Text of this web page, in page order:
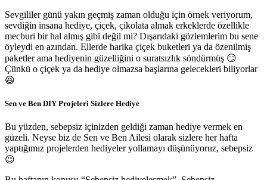
Sevgililer günü yakın geçmiş zaman olduğu için örnek veriyorum,
sevdiğin insana hediye, çiçek, çikolata almak erkeklerde özellikle
mecburi bir hal almış gibi değil mi? Dışarıdaki gözlemlerim bu sene
öyleydi en azından. Ellerde harika çiçek buketleri ya da özenilmiş
paketler ama hediyenin güzelliğini o suratsızlık söndürmüş 😏
Çünkü o çiçek ya da hediye olmazsa başlarına gelecekleri biliyorlar
😆
Sen ve Ben DIY Projeleri Sizlere Hediye
Bu yüzden, sebepsiz içinizden geldiği zaman hediye vermek en
güzeli. Neyse biz de Sen ve Ben Ailesi olarak sizlere her hafta
yaptığımız projelerden hediyeler yollamayı düşünüyoruz, sebepsiz
😉